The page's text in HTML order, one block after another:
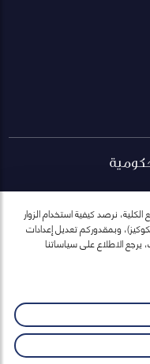
ارسال
نرصد كيفية استخدام الزوار
وبمقدوركم تعديل إعدادات
الاطلاع على سياساتنا